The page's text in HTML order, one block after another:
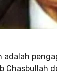
adalah
Chasbullah